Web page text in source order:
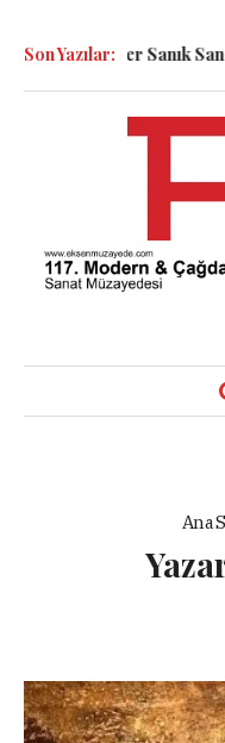
Son Yazılar:
Semboller Sanık
Ana